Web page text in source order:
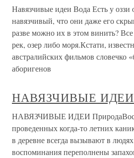
Навязчивые идеи Вода Есть у оззи
навязчивый, что они даже его
разве можно их в этом винить?
рек, озер либо моря.Кстати,
австралийских фильмов словечко
аборигенов
НАВЯЗЧИВЫЕ ИДЕИ
НАВЯЗЧИВЫЕ ИДЕИ
проведенных когда-то летних
в деревне всегда вызывают в
воспоминания переполнены